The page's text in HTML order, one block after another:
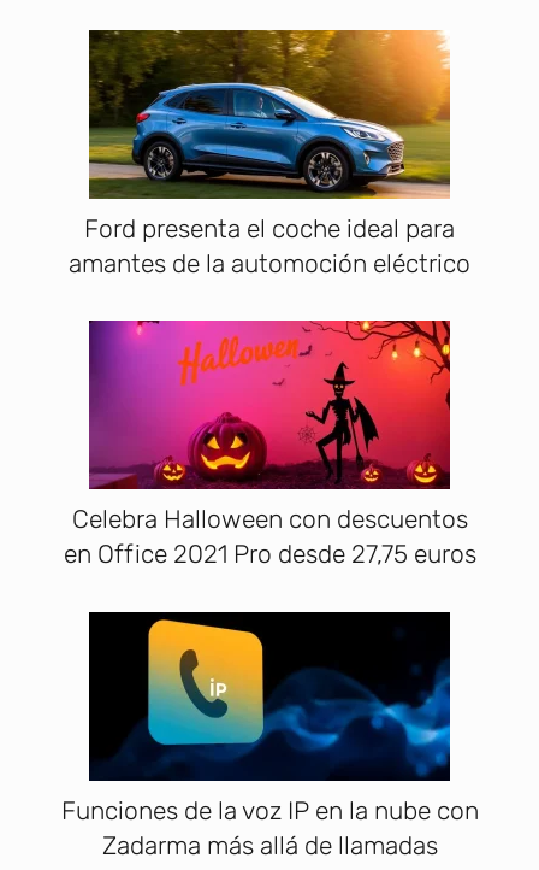
Ford presenta el coche ideal para
amantes de la automoción eléctrico
Celebra Halloween con descuentos
en Office 2021 Pro desde 27,75 euros
Funciones de la voz IP en la nube con
Zadarma más allá de llamadas